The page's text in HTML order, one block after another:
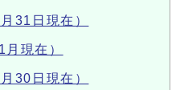
31日現在）
現在）
30日現在）